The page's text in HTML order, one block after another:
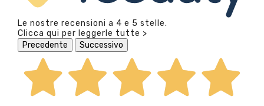
Le nostre recensioni a 4 e 5 stelle.
Clicca qui per leggerle tutte >
Precedente
Successivo